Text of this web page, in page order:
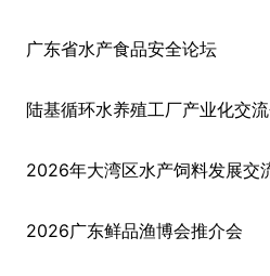
广东省水产食品安全论坛
陆基循环水养殖工厂产业化交
2026年大湾区水产饲料发展交
2026广东鲜品渔博会推介会